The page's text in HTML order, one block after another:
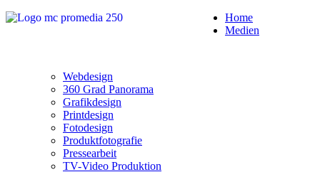
Home
Medien
Webdesign
360 Grad Panorama
Grafikdesign
Printdesign
Fotodesign
Produktfotografie
Pressearbeit
TV-Video Produktion